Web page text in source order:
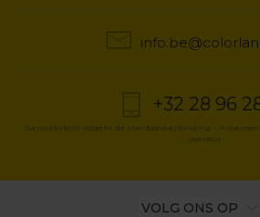
+32 28 96
Gesprekskost volgens de standaardverbinding - in
operator
VOLG ONS OP